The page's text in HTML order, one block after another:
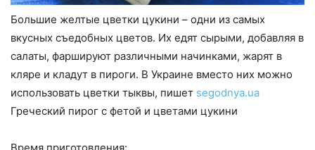
Большие желтые цветки цукини – одни из самых
вкусных съедобных цветов. Их едят сырыми, добавляя в
салаты, фаршируют различными начинками, жарят в
кляре и кладут в пироги. В Украине вместо них можно
использовать цветки тыквы, пишет segodnya.ua
Греческий пирог с фетой и цветами цукини